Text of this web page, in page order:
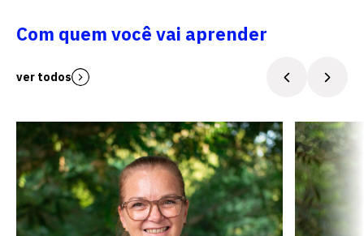
Com quem você vai aprender
ver todos